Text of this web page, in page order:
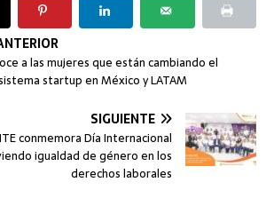
a las mujeres que están cambiando el
startup en México y LATAM
SIGUIENTE
conmemora Día Internacional
igualdad de género en los
derechos laborales